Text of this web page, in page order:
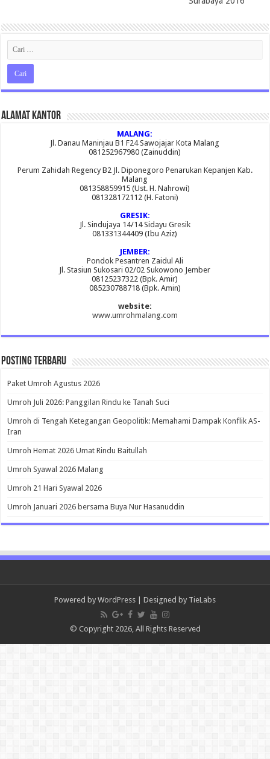
Alamat Kantor
MALANG:
Jl. Danau Maninjau B1 F24 Sawojajar Kota Malang
081252967980 (Zainuddin)
Perum Zahidah Regency B2 Jl. Diponegoro Penarukan Kepanjen Kab.
Malang
081358859915 (Ust. H. Nahrowi)
081328172112 (H. Fatoni)
GRESIK:
Jl. Sindujaya 14/14 Sidayu Gresik
081331344409 (Ibu Aziz)
JEMBER:
Pondok Pesantren Zaidul Ali
Jl. Stasiun Sukosari 02/02 Sukowono Jember
08125237322 (Bpk. Amir)
085230788718 (Bpk. Amin)
website:
www.umrohmalang.com
Posting Terbaru
Paket Umroh Agustus 2026
Umroh Juli 2026: Panggilan Rindu ke Tanah Suci
Umroh di Tengah Ketegangan Geopolitik: Memahami Dampak Konflik AS-
Iran
Umroh Hemat 2026 Umat Rindu Baitullah
Umroh Syawal 2026 Malang
Umroh 21 Hari Syawal 2026
Umroh Januari 2026 bersama Buya Nur Hasanuddin
Powered by WordPress | Designed by TieLabs
© Copyright 2026, All Rights Reserved